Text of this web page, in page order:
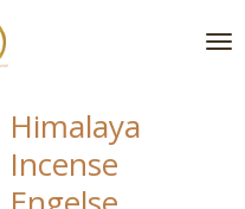
Himalaya
Incense